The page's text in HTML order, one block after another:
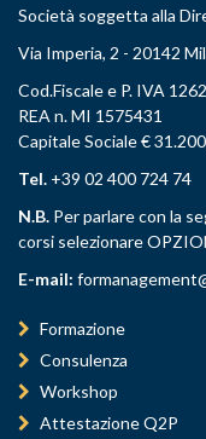
Società soggetta alla
Via Imperia, 2 - 20142
Cod.Fiscale e P. IVA
REA n. MI 1575431
Capitale Sociale €
Tel. +39 02 400 724 74
N.B. Per parlare con la
corsi selezionare
E-mail:
Formazione
Consulenza
Workshop
Attestazione Q2P